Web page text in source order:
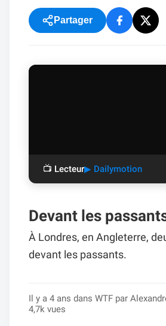
Partager
📺 Lecteur▶ Dailymotion
Devant les
À Londres, en Angleterre,
devant les passants.
Il y a 4 ans dans WTF par
4,7k vues